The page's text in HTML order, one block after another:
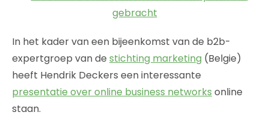
In het kader van een bijeenkomst van de b2b-
expertgroep van de stichting marketing (Belgie)
heeft Hendrik Deckers een interessante
presentatie over online business networks online
staan.